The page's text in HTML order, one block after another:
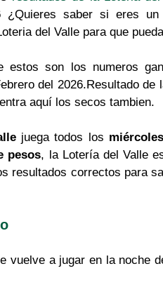
¿Quieres saber si eres
del Valle para que
estos son los numeros
del 2026.Resultado
aquí los secos tambien.
juega todos los
pesos, la Lotería del Valle
resultados correctos para
vuelve a jugar en la noche